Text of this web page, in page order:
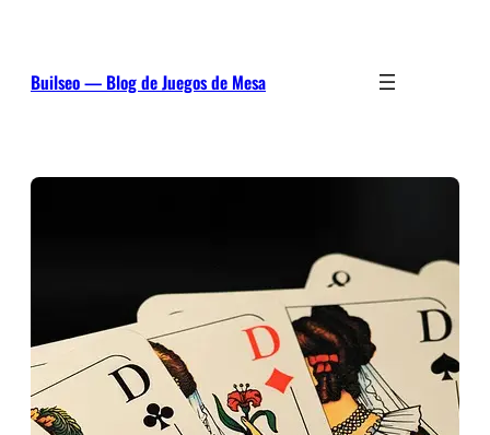
Builseo — Blog de Juegos de Mesa